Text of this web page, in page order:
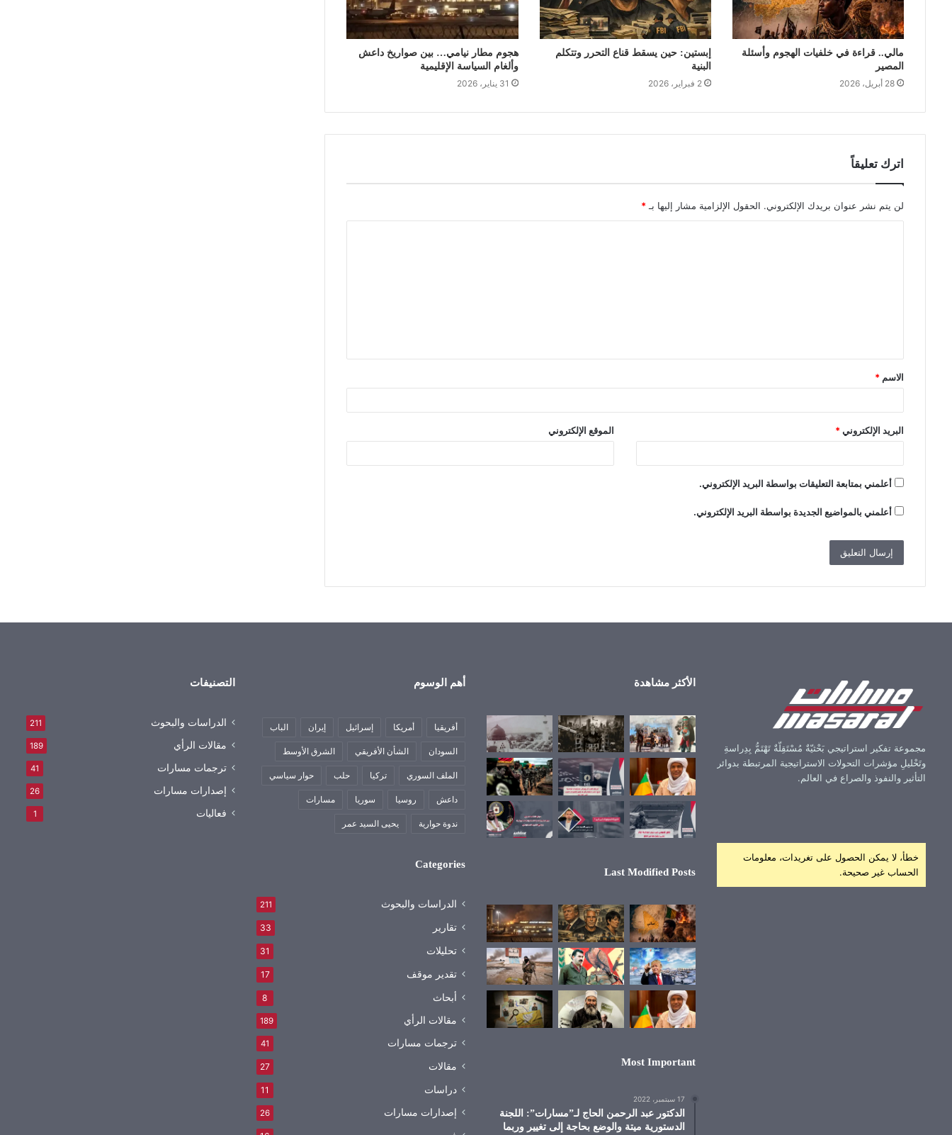
مالي.. قراءة في خلفيات الهجوم وأسئلة
المصير
28 أبريل، 2026
إبستين: حين يسقط قناع التحرر وتتكلم
البنية
2 فبراير، 2026
هجوم مطار نيامي… بين صواريخ داعش
وألغام السياسة الإقليمية
31 يناير، 2026
اترك تعليقاً
لن يتم نشر عنوان بريدك الإلكتروني. الحقول الإلزامية مشار إليها بـ *
ق
*
الاسم *
البريد الإلكتروني* الموقع الإلكتروني
أعلمني بمتابعة التعليقات بواسطة البريد الإلكتروني.
أعلمني بالمواضيع الجديدة بواسطة البريد الإلكتروني.
مجموعة تفكير استراتيجي بَحْثيّةٌ مُسْتَقِلّةٌ تَهْتَمُّ بِدِراسةِ
وتَحْليلِ مؤشرات التحولات الاستراتيجية المرتبطة بدوائر
التأثير والنفوذ والصراع في العالم.
خطأ، لا يمكن الحصول على تغريدات، معلومات
الحساب غير صحيحة.
الأكثر مشاهدة
Last Modified Posts
Most Important
17 سبتمبر، 2022
الدكتور عبد الرحمن الحاج لـ”مسارات”: اللجنة
الدستورية ميتة والوضع بحاجة إلى تغيير وربما
أهم الوسوم
أفريقيا أمريكا إسرائيل إيران الباب
السودان الشأن الأفريقي الشرق الأوسط
الملف السوري تركيا حلب حوار سياسي
داعش روسيا سوريا مسارات
ندوة حوارية يحيى السيد عمر
Categories
الدراسات والبحوث 211
تقارير 33
تحليلات 31
تقدير موقف 17
أبحاث 8
مقالات الرأي 189
ترجمات مسارات 41
مقالات 27
دراسات 11
إصدارات مسارات 26
التصنيفات
الدراسات والبحوث 211
مقالات الرأي 189
ترجمات مسارات 41
إصدارات مسارات 26
فعاليات 1